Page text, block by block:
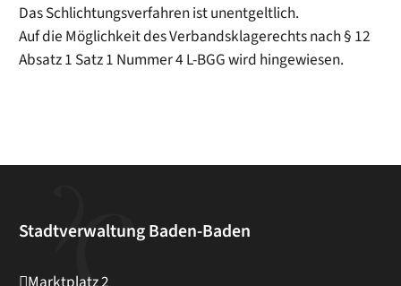
Das Schlichtungsverfahren ist unentgeltlich.
Auf die Möglichkeit des Verbandsklagerechts nach § 12
Absatz 1 Satz 1 Nummer 4 L-BGG wird hingewiesen.
Stadtverwaltung Baden-Baden